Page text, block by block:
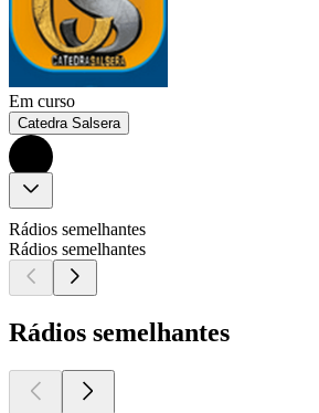
Em curso
Catedra Salsera
Rádios semelhantes
Rádios semelhantes
Rádios semelhantes